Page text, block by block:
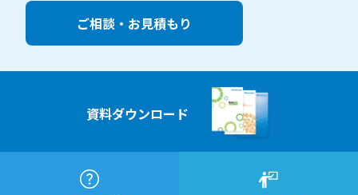
ご相談・お見積もり
資料ダウンロード